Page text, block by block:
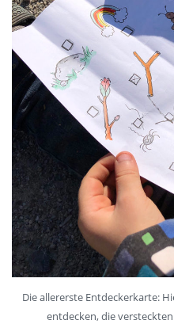
Die allererste Entdeckerkarte:
entdecken, die